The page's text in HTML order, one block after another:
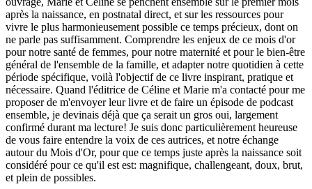
après la naissance, en postnatal direct, et sur les ressources pour
vivre le plus harmonieusement possible ce temps précieux, dont on
ne parle pas suffisamment. Comprendre les enjeux de ce mois d'or
pour notre santé de femmes, pour notre maternité et pour le bien-être
général de l'ensemble de la famille, et adapter notre quotidien à cette
période spécifique, voilà l'objectif de ce livre inspirant, pratique et
nécessaire. Quand l'éditrice de Céline et Marie m'a contacté pour me
proposer de m'envoyer leur livre et de faire un épisode de podcast
ensemble, je devinais déjà que ça serait un gros oui, largement
confirmé durant ma lecture! Je suis donc particulièrement heureuse
de vous faire entendre la voix de ces autrices, et notre échange
autour du Mois d'Or, pour que ce temps juste après la naissance soit
considéré pour ce qu'il est est: magnifique, challengeant, doux, brut,
et plein de possibles.